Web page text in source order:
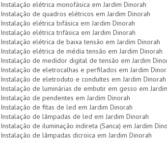
Instalação elétrica monofásica em Jardim Dinorah
Instalação de quadros elétricos em Jardim Dinorah
Instalação elétrica bifásica em Jardim Dinorah
Instalação elétrica trifásica em Jardim Dinorah
Instalação elétrica de baixa tensão em Jardim Dinorah
Instalação elétrica de média tensão em Jardim Dinorah
Instalação de medidor digital de tensão em Jardim
Instalação de eletrocalhas e perfilados em Jardim
Instalação de eletroduto e conduítes em Jardim Dinorah
Instalação de luminárias de embutir em gesso em
Instalação de pendentes em Jardim Dinorah
Instalação de fitas de led em Jardim Dinorah
Instalação de lâmpadas de led em Jardim Dinorah
Instalação de iluminação indireta (Sanca) em Jardim
Instalação de lâmpadas dicroica em Jardim Dinorah